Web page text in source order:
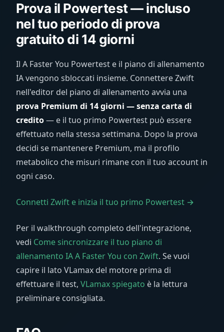
Prova il Powertest — incluso
nel tuo periodo di prova
gratuito di 14 giorni
Il A Faster You Powertest e il piano di allenamento
IA vengono sbloccati insieme. Connettere Zwift
nell'editor del piano di allenamento avvia una
prova Premium di 14 giorni — senza carta di
credito— e il tuo primo Powertest può essere
effettuato nella stessa settimana. Dopo la prova
decidi se mantenere Premium, ma il profilo
metabolico che misuri rimane con il tuo account in
ogni caso.
Connetti Zwift e inizia il tuo primo Powertest →
Per il walkthrough completo dell'integrazione,
vedi Come sincronizzare il tuo piano di
allenamento IA A Faster You con Zwift. Se vuoi
capire il lato VLamax del motore prima di
effettuare il test, VLamax spiegato è la lettura
preliminare consigliata.